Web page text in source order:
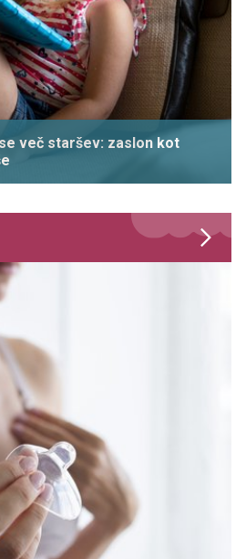
več staršev: zaslon kot